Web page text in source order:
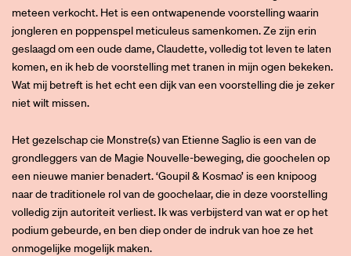
meteen verkocht. Het is een ontwapenende voorstelling waarin
jongleren en poppenspel meticuleus samenkomen. Ze zijn erin
geslaagd om een oude dame, Claudette, volledig tot leven te laten
komen, en ik heb de voorstelling met tranen in mijn ogen bekeken.
Wat mij betreft is het echt een dijk van een voorstelling die je zeker
niet wilt missen.
Het gezelschap cie Monstre(s) van Etienne Saglio is een van de
grondleggers van de Magie Nouvelle-beweging, die goochelen op
een nieuwe manier benadert. ‘Goupil & Kosmao’ is een knipoog
naar de traditionele rol van de goochelaar, die in deze voorstelling
volledig zijn autoriteit verliest. Ik was verbijsterd van wat er op het
podium gebeurde, en ben diep onder de indruk van hoe ze het
onmogelijke mogelijk maken.